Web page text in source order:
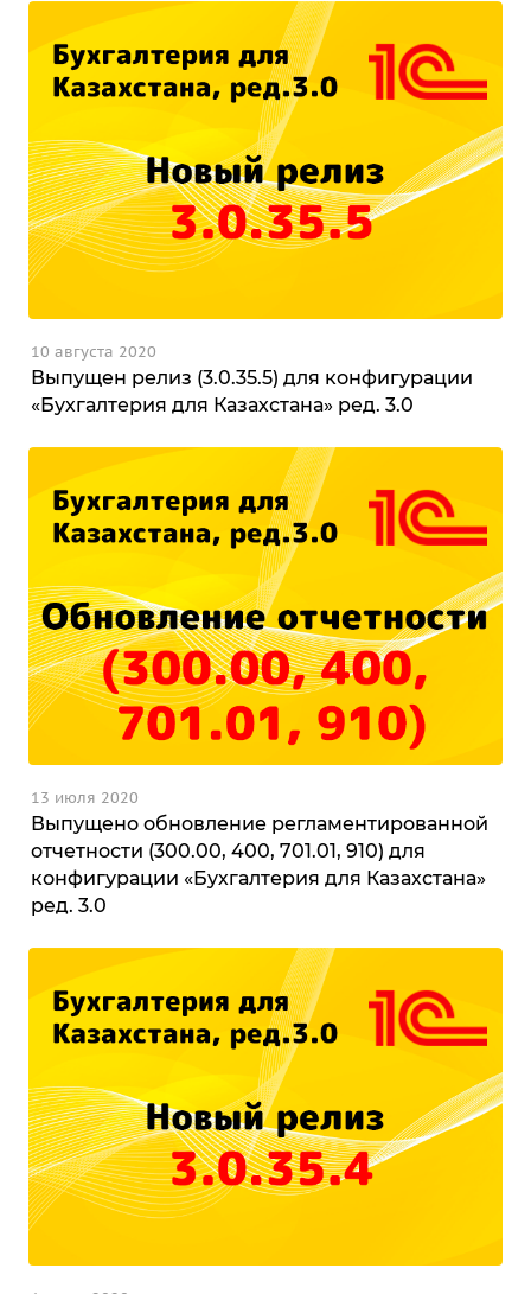
Выпущен релиз (3.0.35.5) для конфигурации
«Бухгалтерия для Казахстана» ред. 3.0
10 августа 2020
Выпущено обновление регламентированной
отчетности (300.00, 400, 701.01, 910) для
конфигурации «Бухгалтерия для Казахстана»
ред. 3.0
13 июля 2020